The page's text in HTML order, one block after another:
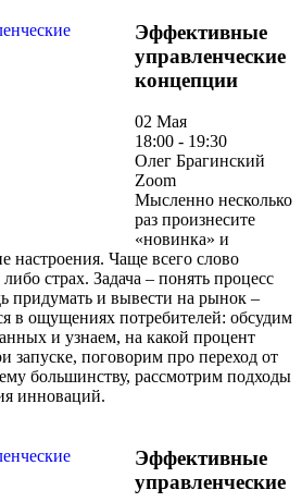
Эффективные
управленческие
концепции
02 Мая
18:00 - 19:30
Олег Брагинский
Zoom
Мысленно несколько
раз произнесите
«новинка» и
настроения. Чаще всего слово
страх. Задача – понять процесс
придумать и вывести на рынок –
в ощущениях потребителей: обсудим
и узнаем, на какой процент
запуске, поговорим про переход от
большинству, рассмотрим подходы
инноваций.
Эффективные
управленческие